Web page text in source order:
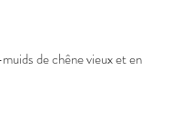
de chêne vieux et en